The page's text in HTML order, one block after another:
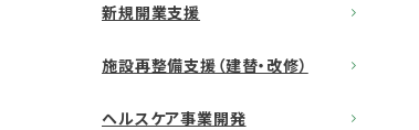
新規開業支援
施設再整備支援（建替・改修）
ヘルスケア事業開発